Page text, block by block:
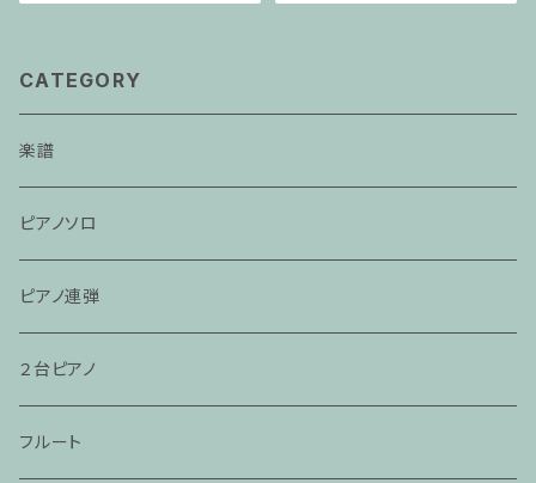
CATEGORY
楽譜
ピアノソロ
ピアノ連弾
２台ピアノ
フルート